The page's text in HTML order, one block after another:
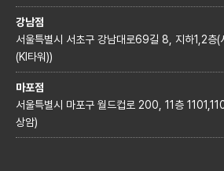
강남점
서울특별시 서초구 강남대로69길 8, 지하1,2층(
(KI타워))
마포점
서울특별시 마포구 월드컵로 200, 11층
상암)